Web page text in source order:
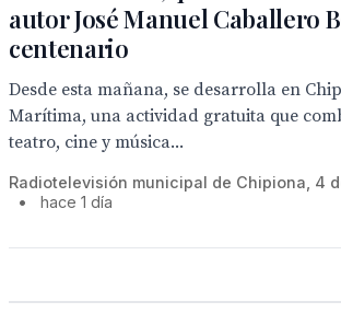
autor José Manuel Caballero
centenario
Desde esta mañana, se desarrolla en
Marítima, una actividad gratuita que
teatro, cine y música...
Radiotelevisión municipal de Chipiona, 4
•
hace 1 día